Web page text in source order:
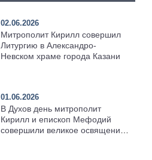
02.06.2026
Митрополит Кирилл совершил
Литургию в Александро-
Невском храме города Казани
01.06.2026
В Духов день митрополит
Кирилл и епископ Мефодий
совершили великое освящение